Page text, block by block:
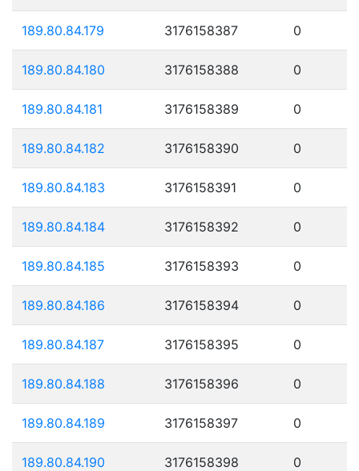
189.80.84.179 3176158387 0
189.80.84.180 3176158388 0
189.80.84.181 3176158389 0
189.80.84.182 3176158390 0
189.80.84.183 3176158391 0
189.80.84.184 3176158392 0
189.80.84.185 3176158393 0
189.80.84.186 3176158394 0
189.80.84.187 3176158395 0
189.80.84.188 3176158396 0
189.80.84.189 3176158397 0
189.80.84.190 3176158398 0